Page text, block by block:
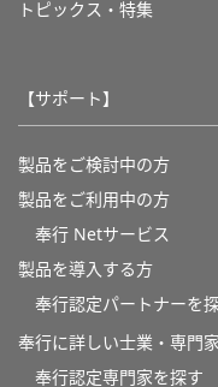
トピックス・特集
【サポート】
製品をご検討中の方
製品をご利用中の方
奉行 Netサービス
製品を導入する方
奉行認定パートナーを
奉行に詳しい士業・専門
奉行認定専門家を探す